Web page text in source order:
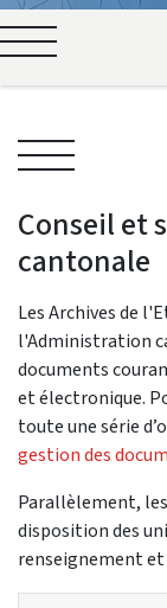
Conseil et
cantonale
Les Archives de
l'Administration
documents
et électronique.
toute une série
gestion des
Parallèlement,
disposition des
renseignement